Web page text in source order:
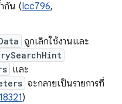
กัน (Icc796,
ถูกเลิกใช้งานและ
และ
จะกลายเป็นรายการที่
)